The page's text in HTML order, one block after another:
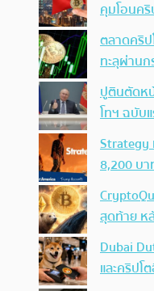
คุมโอนคริ
ตลาดคริ
ทะลุผ่าน
ปูตินตัดห
โทฯ ฉบับ
Strategy
8,200 บ
สุดท้าย ห
Dubai
และคริปโ